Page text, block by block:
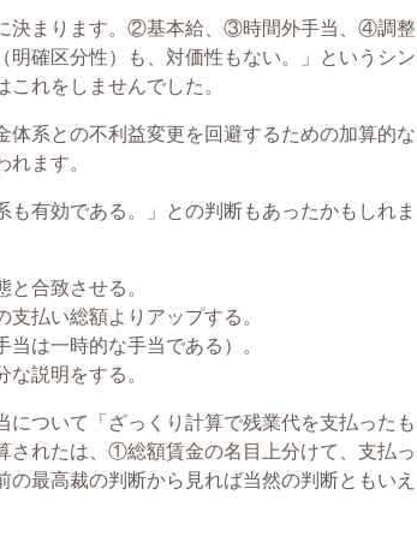
決まります。②基本給、③時間外手当、④調整
確区分性）も、対価性もない。」というシン
れをしませんでした。
体系との不利益変更を回避するための加算的な
ます。
も有効である。」との判断もあったかもしれま
合致させる。
払い総額よりアップする。
は一時的な手当である）。
説明をする。
ついて「ざっくり計算で残業代を支払ったも
されたは、①総額賃金の名目上分けて、支払っ
最高裁の判断から見れば当然の判断ともいえ